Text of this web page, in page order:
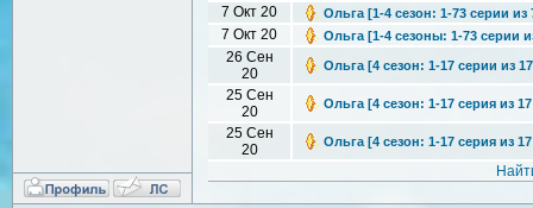
7 Окт 20 Ольга [1-4 сезон: 1-73 серии из
7 Окт 20 Ольга [1-4 сезоны: 1-73 серии
26 Сен
20
Ольга [4 сезон: 1-17 серии из
25 Сен
20
Ольга [4 сезон: 1-17 серия из
25 Сен
20
Ольга [4 сезон: 1-17 серия из